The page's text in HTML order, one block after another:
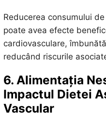
Reducerea consumului
poate avea efecte
cardiovasculare,
reducând riscurile
6. Alimentația
Impactul Dietei
Vascular